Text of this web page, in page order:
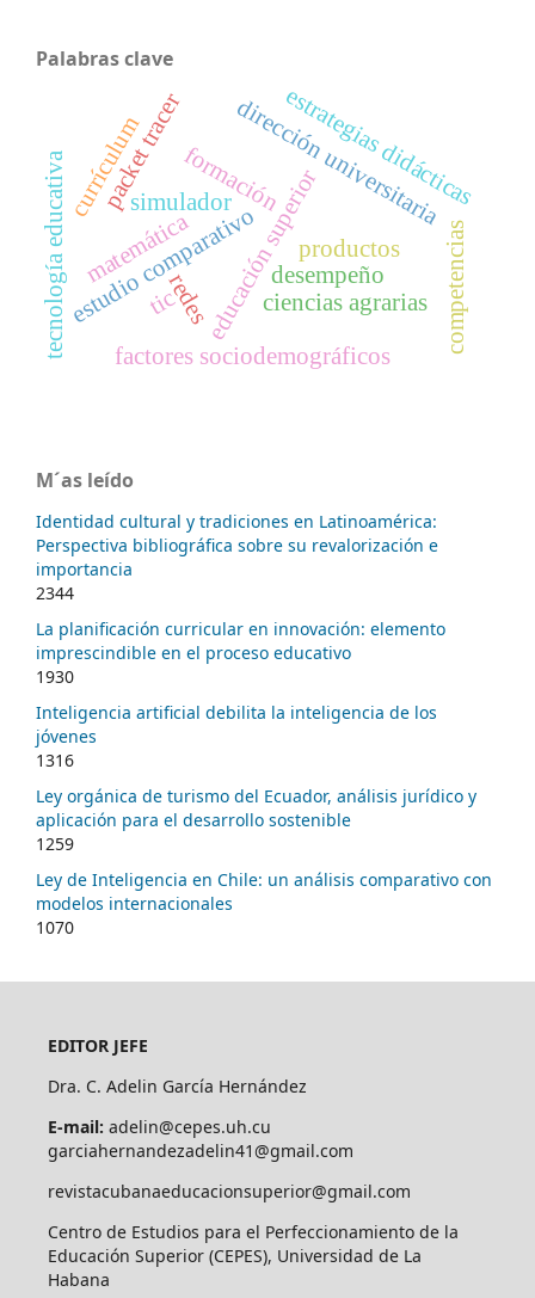
Palabras clave
desempeño
educación superior
formacióndirección universitaria
estudio comparativo
simulador
packet tracer
redes
tic ciencias agrarias
estrategias didácticas
matemática
factores sociodemográficos
productos
tecnología educativacurrículum
competencias
M´as leído
Identidad cultural y tradiciones en Latinoamérica:
Perspectiva bibliográfica sobre su revalorización e
importancia
2344
La planificación curricular en innovación: elemento
imprescindible en el proceso educativo
1930
Inteligencia artificial debilita la inteligencia de los
jóvenes
1316
Ley orgánica de turismo del Ecuador, análisis jurídico y
aplicación para el desarrollo sostenible
1259
Ley de Inteligencia en Chile: un análisis comparativo con
modelos internacionales
1070
EDITOR JEFE
Dra. C. Adelin García Hernández
E-mail: adelin@cepes.uh.cu
garciahernandezadelin41@gmail.com
revistacubanaeducacionsuperior@gmail.com
Centro de Estudios para el Perfeccionamiento de la
Educación Superior (CEPES), Universidad de La
Habana